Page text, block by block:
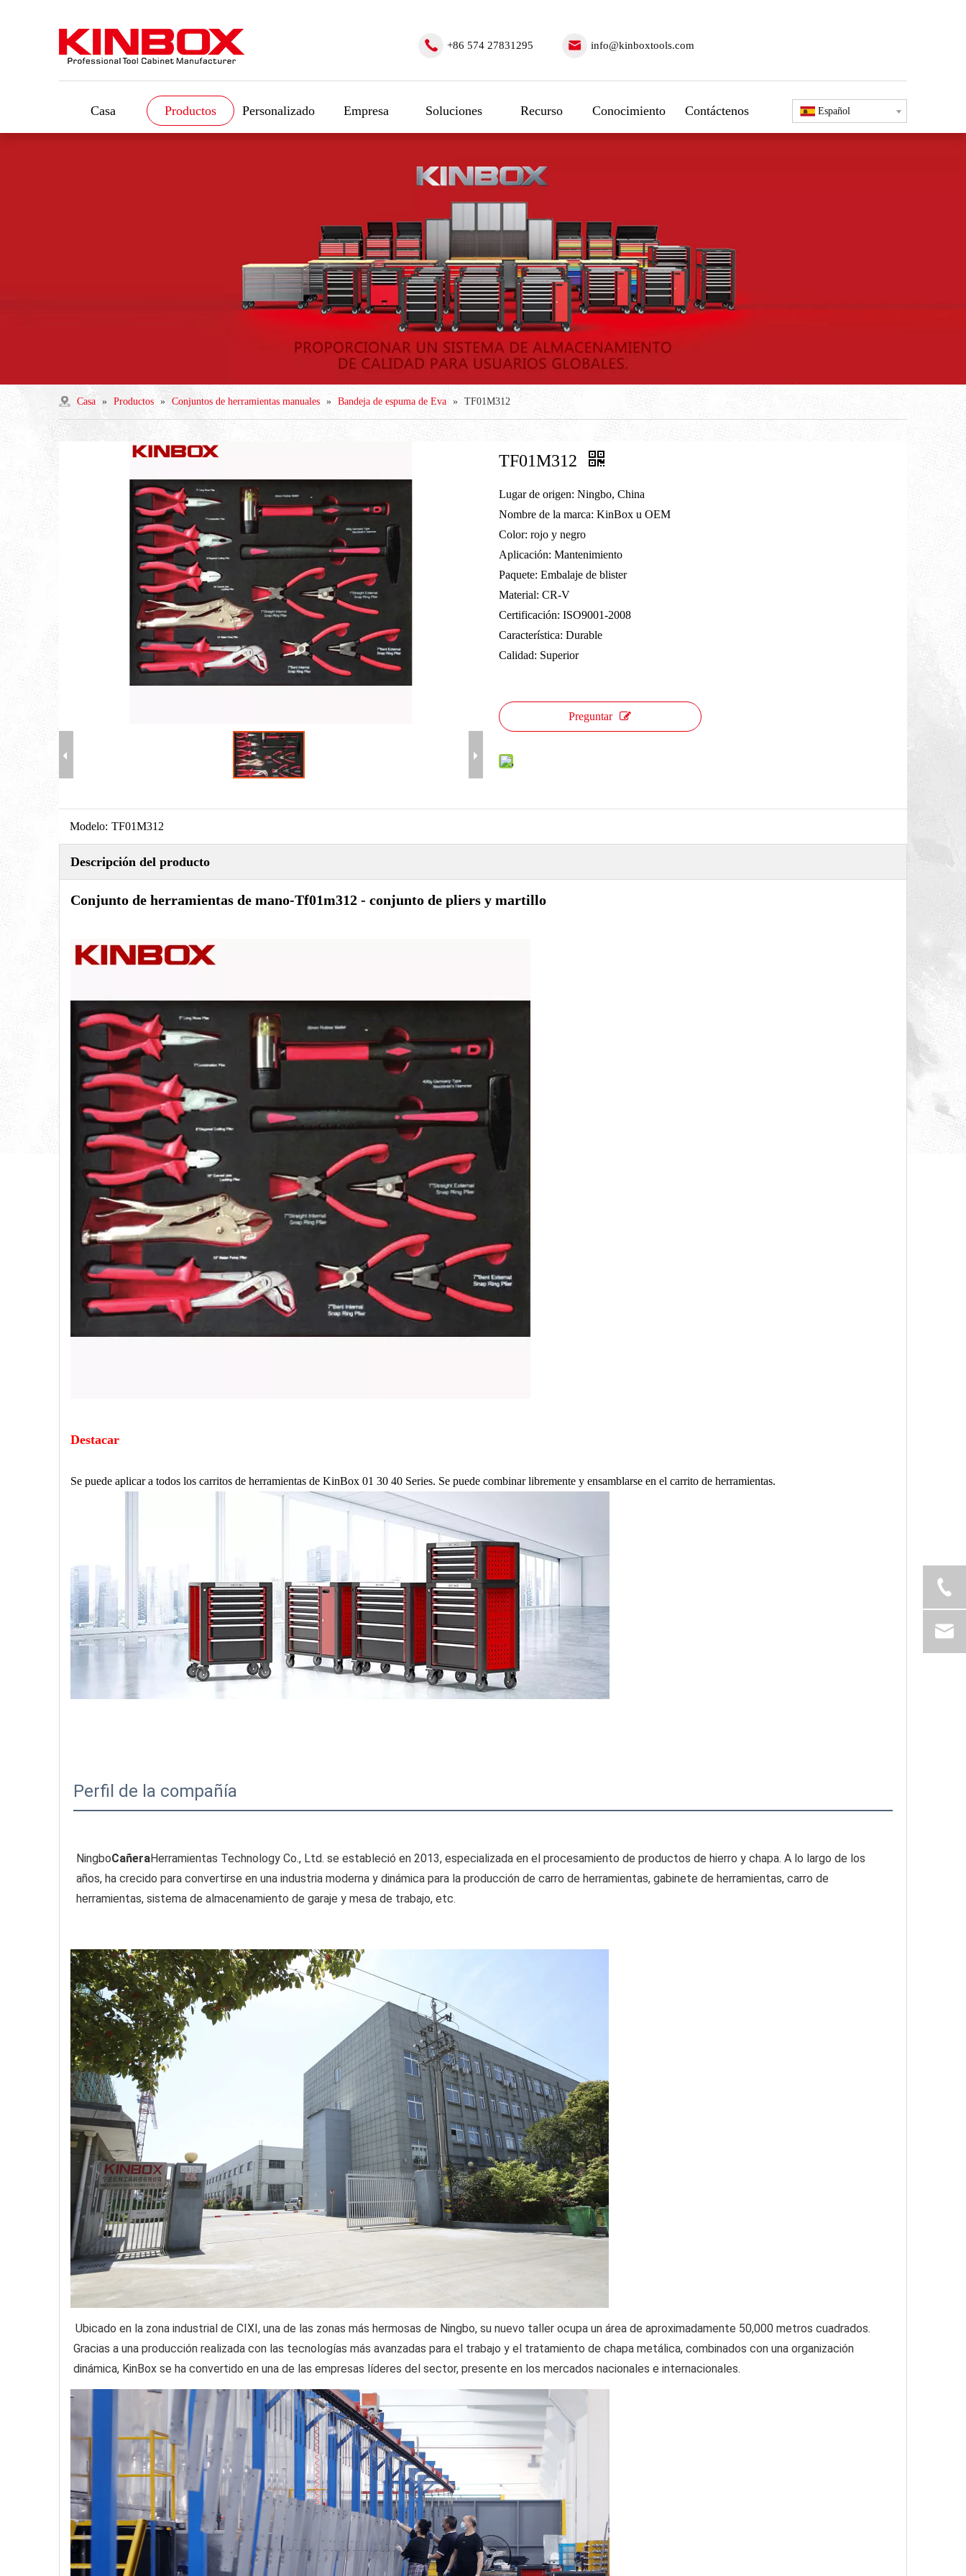
+86 574 27831295 info@kinboxtools.com
Casa Productos Personalizado Empresa Soluciones Recurso Conocimiento Contáctenos Español
Casa » Productos » Conjuntos de herramientas manuales » Bandeja de espuma de Eva » TF01M312
TF01M312
Lugar de origen: Ningbo, China
Nombre de la marca: KinBox u OEM
Color: rojo y negro
Aplicación: Mantenimiento
Paquete: Embalaje de blister
Material: CR-V
Certificación: ISO9001-2008
Característica: Durable
Calidad: Superior
Preguntar
Modelo: TF01M312
Descripción del producto
Conjunto de herramientas de mano-Tf01m312 - conjunto de pliers y martillo
Destacar
Se puede aplicar a todos los carritos de herramientas de KinBox 01 30 40 Series. Se puede combinar libremente y ensamblarse en el carrito de herramientas.
Perfil de la compañía
NingboCañeraHerramientas Technology Co., Ltd. se estableció en 2013, especializada en el procesamiento de productos de hierro y chapa. A lo largo de los
años, ha crecido para convertirse en una industria moderna y dinámica para la producción de carro de herramientas, gabinete de herramientas, carro de
herramientas, sistema de almacenamiento de garaje y mesa de trabajo, etc.
Ubicado en la zona industrial de CIXI, una de las zonas más hermosas de Ningbo, su nuevo taller ocupa un área de aproximadamente 50,000 metros cuadrados.
Gracias a una producción realizada con las tecnologías más avanzadas para el trabajo y el tratamiento de chapa metálica, combinados con una organización
dinámica, KinBox se ha convertido en una de las empresas líderes del sector, presente en los mercados nacionales e internacionales.